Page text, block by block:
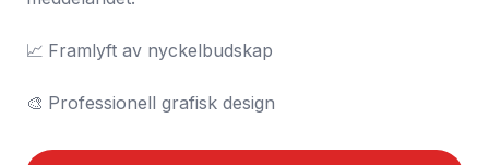
📈	Framlyft av nyckelbudskap
🎨	Professionell grafisk design